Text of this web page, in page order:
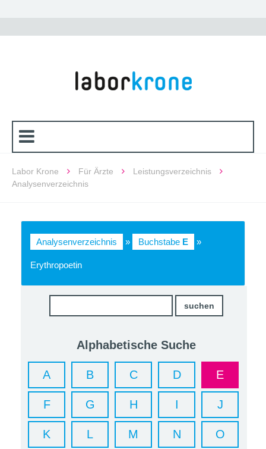
Labor Krone Für Ärzte
Leistungsverzeichnis
Analysenverzeichnis
Analysenverzeichnis » Buchstabe E »
Erythropoetin
Alphabetische Suche
A B C D E
F G H I J
K L M N O